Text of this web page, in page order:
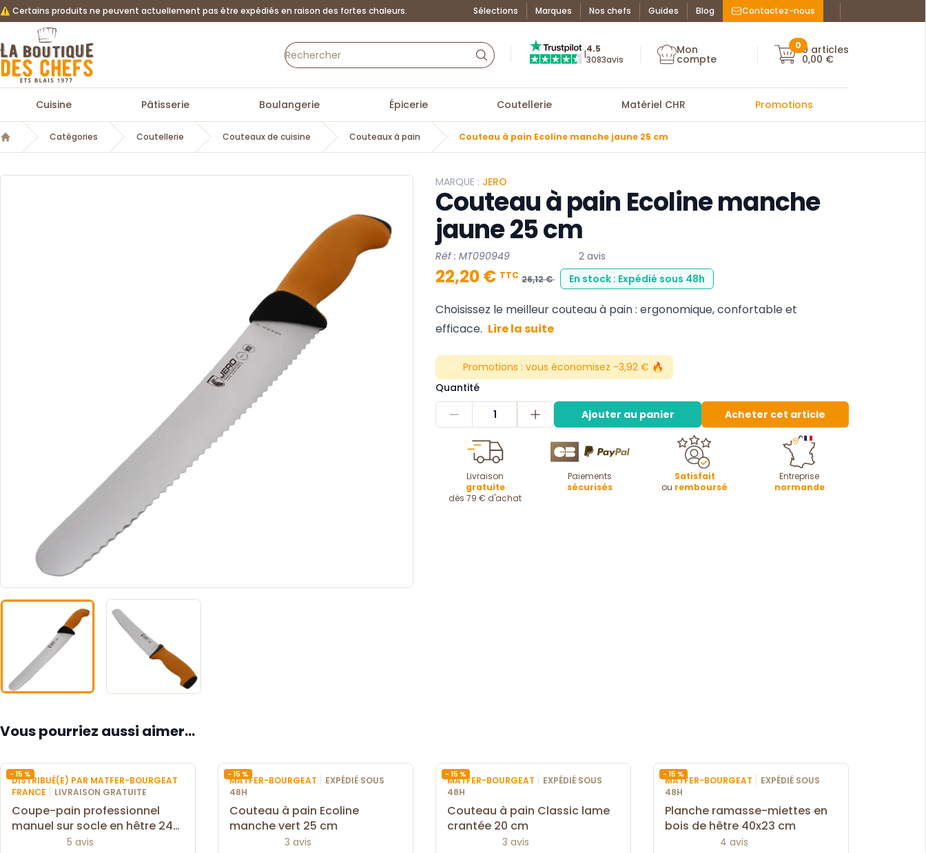
⚠️ Certains produits ne peuvent actuellement pas être expédiés en raison des fortes chaleurs. Sélections Marques Nos chefs Guides Blog Contactez-nous Facebook : La
Instagram :
La Boutique des chefs
Truspilot : La Boutique des chefs
4.5
3083avis Mon compte
Mon
compte Mon compte
00 articles
0,00 €
Cuisine Pâtisserie Boulangerie Épicerie Coutellerie Matériel CHR Promotions
Accueil
Catégories Coutellerie Couteaux de cuisine Couteaux à pain Couteau à pain Ecoline manche jaune 25 cm
MARQUE : JERO
Couteau à pain Ecoline manche
jaune 25 cm
Réf : MT090949 2 avis
22,20 € TTC 26,12 € En stock : Expédié sous 48h
Choisissez le meilleur couteau à pain : ergonomique, confortable et
efficace. Lire la suite
Promotions : vous économisez -3,92 € 🔥
Quantité
1
Ajouter au panier Acheter cet article
Livraison
gratuite
dès 79 € d'achat
Paiements
sécurisés
Satisfait
ou remboursé
Entreprise
normande
Vous pourriez aussi aimer...
- 15 %
DISTRIBUÉ(E) PAR MATFER-BOURGEAT
FRANCE | LIVRAISON GRATUITE
Coupe-pain professionnel
manuel sur socle en hêtre 24
5 avis
- 15 %
MATFER-BOURGEAT | EXPÉDIÉ SOUS
48H
Couteau à pain Ecoline
manche vert 25 cm
3 avis
- 15 %
MATFER-BOURGEAT | EXPÉDIÉ SOUS
48H
Couteau à pain Classic lame
crantée 20 cm
3 avis
- 15 %
MATFER-BOURGEAT | EXPÉDIÉ SOUS
48H
Planche ramasse-miettes en
bois de hêtre 40x23 cm
4 avis